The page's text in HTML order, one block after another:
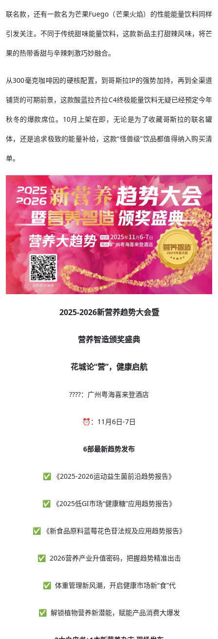
联名款，还有一款名为芒果Fuego（芒果火焰）的性能能量饮料同样
引发关注。不同于传统甜味能量饮料，这款新品主打甜辣风味，将芒
果的热带香甜与辛辣刺激巧妙融合。
从300毫克咖啡因的硬核配置，到哥斯拉IP的强势加持，再到全渠道
铺货的可期前景，这款酸蓝拉齐拉C4终极能量饮料无疑已经预定今年
秋冬的爆款席位。10月上架在即，无论是为了收藏哥斯拉的联名罐
体，还是追求极致的能量补给，这款“怪兽级”饮品都值得纳入购买清
单。
2025-2026新营养趋势大会暨
营养智造颁奖盛典
花城论“营”，健康启航
????：广州粤海喜来登酒店
⏰：11月6日-7日
6部最新趋势发布
✅ 《2025-2026运动益生菌前沿趋势报告》
✅ 《2025低GI市场“健康糖”应用趋势报告》
✅ 《新食品原料蓝莓花色苷法规及应用趋势报告》
✅ 2026营养产业升值密码，把握趋势精准出击
✅ 体重管理新风潮，开启健康市场新“食”代
✅ 解锁植物营养新潜能，赋能产品消费大爆发